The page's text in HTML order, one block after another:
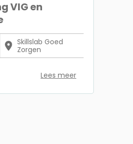
VIG en
Skillslab Goed
Zorgen
Lees meer